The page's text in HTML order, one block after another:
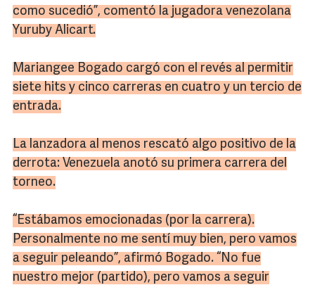
como sucedió”, comentó la jugadora venezolana
Yuruby Alicart.
Mariangee Bogado cargó con el revés al permitir
siete hits y cinco carreras en cuatro y un tercio de
entrada.
La lanzadora al menos rescató algo positivo de la
derrota: Venezuela anotó su primera carrera del
torneo.
“Estábamos emocionadas (por la carrera).
Personalmente no me sentí muy bien, pero vamos
a seguir peleando”, afirmó Bogado. “No fue
nuestro mejor (partido), pero vamos a seguir